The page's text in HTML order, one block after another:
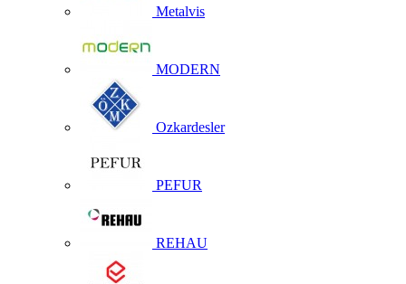
Metalvis
MODERN
Ozkardesler
PEFUR
REHAU